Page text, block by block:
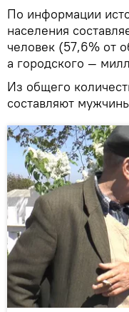
По информации
населения
человек (57,6% от
а городского —
Из общего
составляют